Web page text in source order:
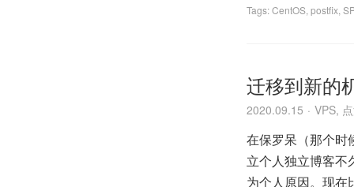
Tags:CentOS postfix
迁移到新的
2020.09.15 VPS,
在保罗呆（那个时
立个人独立博客不
为个人原因。现在